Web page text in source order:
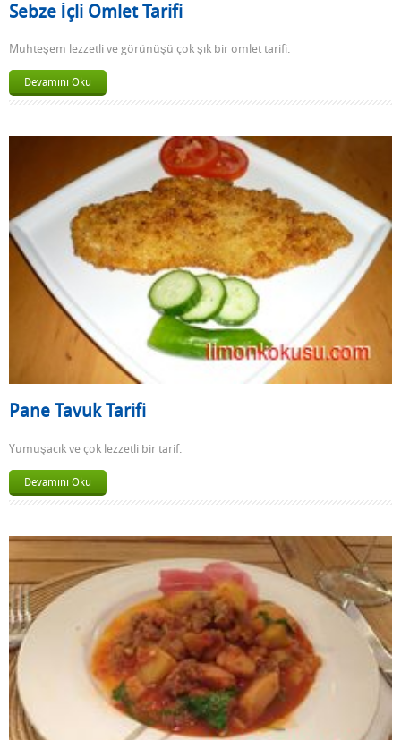
Sebze İçli Omlet Tarifi
Muhteşem lezzetli ve görünüşü çok şık bir omlet tarifi.
Devamını Oku
Pane Tavuk Tarifi
Yumuşacık ve çok lezzetli bir tarif.
Devamını Oku